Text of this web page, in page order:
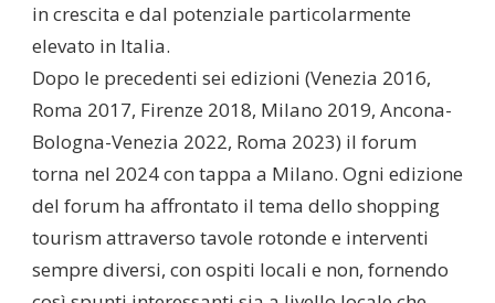
in crescita e dal potenziale particolarmente
elevato in Italia.
Dopo le precedenti sei edizioni (Venezia 2016,
Roma 2017, Firenze 2018, Milano 2019, Ancona-
Bologna-Venezia 2022, Roma 2023) il forum
torna nel 2024 con tappa a Milano. Ogni edizione
del forum ha affrontato il tema dello shopping
tourism attraverso tavole rotonde e interventi
sempre diversi, con ospiti locali e non, fornendo